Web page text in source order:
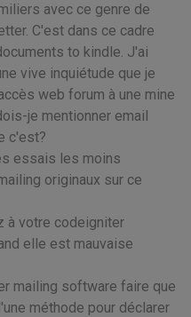
avec ce genre de
C'est dans ce cadre
to kindle. J'ai
vive inquiétude que je
web forum à une mine
je mentionner email
c'est?
essais les moins
originaux sur ce
à votre codeigniter
elle est mauvaise
mailing software faire que
méthode pour déclarer